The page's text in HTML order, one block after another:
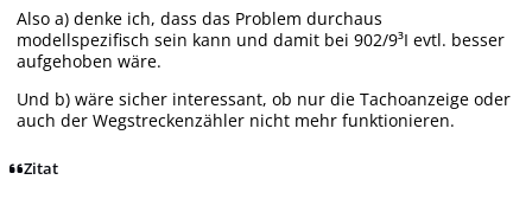
Also a) denke ich, dass das Problem durchaus
modellspezifisch sein kann und damit bei 902/9³I evtl. besser
aufgehoben wäre.
Und b) wäre sicher interessant, ob nur die Tachoanzeige oder
auch der Wegstreckenzähler nicht mehr funktionieren.
Zitat